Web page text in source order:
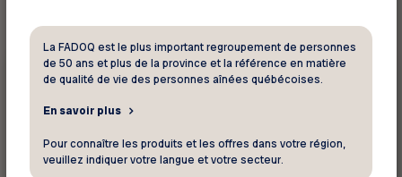
Emploi
Le saviez-vous ?
Travailler après 50 ans : l’expérience, ça
compte et ça rapporte!
La FADOQ est le plus important regroupement de personnes
de 50 ans et plus de la province et la référence en matière
de qualité de vie des personnes aînées québécoises.
En savoir plus
Pour connaître les produits et les offres dans votre région,
veuillez indiquer votre langue et votre secteur.